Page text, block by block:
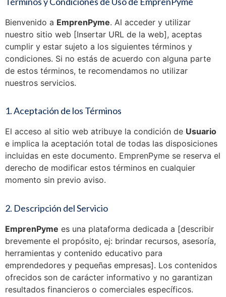
Bienvenido a EmprenPyme. Al acceder y utilizar
nuestro sitio web [Insertar URL de la web], aceptas
cumplir y estar sujeto a los siguientes términos y
condiciones. Si no estás de acuerdo con alguna parte
de estos términos, te recomendamos no utilizar
nuestros servicios.
1. Aceptación de los Términos
El acceso al sitio web atribuye la condición de Usuario
e implica la aceptación total de todas las disposiciones
incluidas en este documento. EmprenPyme se reserva el
derecho de modificar estos términos en cualquier
momento sin previo aviso.
2. Descripción del Servicio
EmprenPyme es una plataforma dedicada a [describir
brevemente el propósito, ej: brindar recursos, asesoría,
herramientas y contenido educativo para
emprendedores y pequeñas empresas]. Los contenidos
ofrecidos son de carácter informativo y no garantizan
resultados financieros o comerciales específicos.